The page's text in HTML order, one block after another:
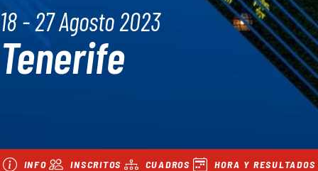
18 - 27 Agosto 2023
Tenerife
INFO INSCRITOS CUADROS HORA Y RESULTADOS